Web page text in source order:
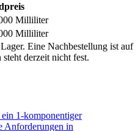
Milliliter
Milliliter
Eine Nachbestellung ist auf
derzeit nicht fest.
1‑komponentiger
Anforderungen in